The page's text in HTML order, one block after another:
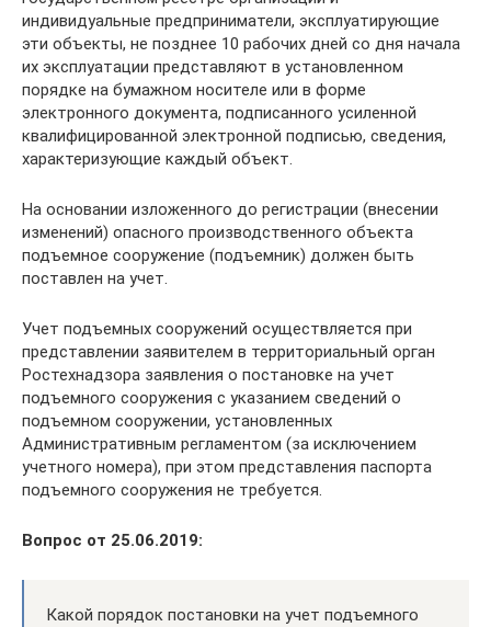
индивидуальные предприниматели, эксплуатирующие
эти объекты, не позднее 10 рабочих дней со дня начала
их эксплуатации представляют в установленном
порядке на бумажном носителе или в форме
электронного документа, подписанного усиленной
квалифицированной электронной подписью, сведения,
характеризующие каждый объект.
На основании изложенного до регистрации (внесении
изменений) опасного производственного объекта
подъемное сооружение (подъемник) должен быть
поставлен на учет.
Учет подъемных сооружений осуществляется при
представлении заявителем в территориальный орган
Ростехнадзора заявления о постановке на учет
подъемного сооружения с указанием сведений о
подъемном сооружении, установленных
Административным регламентом (за исключением
учетного номера), при этом представления паспорта
подъемного сооружения не требуется.
Вопрос от 25.06.2019:
Какой порядок постановки на учет подъемного